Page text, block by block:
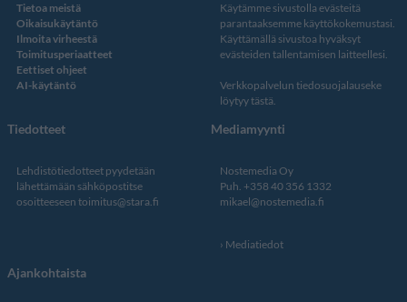
Tietoa meistä
Oikaisukäytäntö
Ilmoita virheestä
Toimitusperiaatteet
Eettiset ohjeet
AI-käytäntö
Käytämme sivustolla evästeitä
parantaaksemme käyttökokemustasi.
Käyttämällä sivustoa hyväksyt
evästeiden tallentamisen laitteellesi.
Verkkopalvelun tiedosuojalauseke
löytyy tästä.
Tiedotteet
Lehdistötiedotteet pyydetään
lähettämään sähköpostitse
osoitteeseen toimitus@stara.fi
Mediamyynti
Nostemedia Oy
Puh. +358 40 356 1332
mikael@nostemedia.fi
Mediatiedot
Ajankohtaista